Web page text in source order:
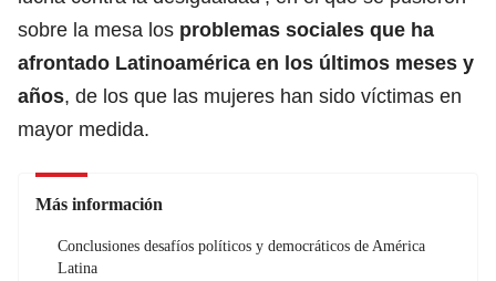
sobre la mesa los problemas sociales que ha
afrontado Latinoamérica en los últimos meses y
años, de los que las mujeres han sido víctimas en
mayor medida.
Más información
Conclusiones desafíos políticos y democráticos de América
Latina